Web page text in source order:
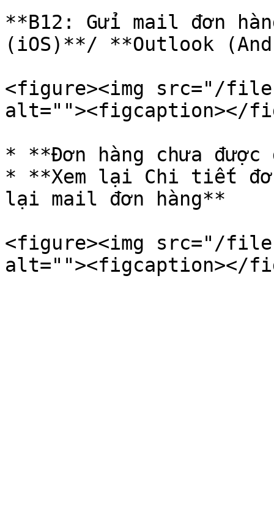
**B12: Gửi mail đơn
(iOS)**/ **Outlook
<figure><img src="/files/
alt=""><figcaption></
* **Đơn hàng chưa
* **Xem lại Chi tiết
lại mail đơn hàng**
<figure><img src="/files/